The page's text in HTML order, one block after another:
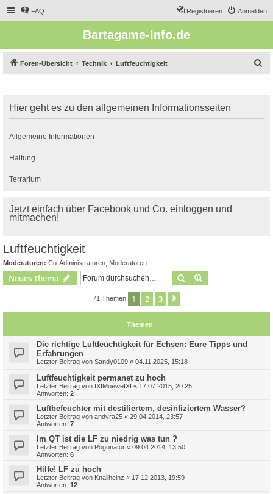
FAQ Anmelden
Registrieren
Bartagame-Info.de
Foren-Übersicht Technik Luftfeuchtigkeit
e
Hier geht es zu den allgemeinen Informationsseiten
Allgemeine Informationen
Haltung
Terrarium
Jetzt einfach über Facebook und Co. einloggen und
mitmachen!
Luftfeuchtigkeit
Moderatoren: Co-Administratoren Moderatoren
Neues Thema Suche
71 Themen 1 2 3
Themen
Die richtige Luftfeuchtigkeit für Echsen: Eure Tipps und
Erfahrungen
Letzter Beitrag von Sandy0109 « 04.11.2025, 15:18
Luftfeuchtigkeit permanet zu hoch
Letzter Beitrag von IXIMoeweIXI « 17.07.2015, 20:25
Antworten: 2
Luftbefeuchter mit destiliertem, desinfiziertem Wasser?
Letzter Beitrag von andyra25 « 29.04.2014, 23:57
Antworten: 7
Im QT ist die LF zu niedrig was tun ?
Letzter Beitrag von Pogonator « 09.04.2014, 13:50
Antworten: 6
Hilfe! LF zu hoch
Letzter Beitrag von Knallheinz « 17.12.2013, 19:59
Antworten: 12